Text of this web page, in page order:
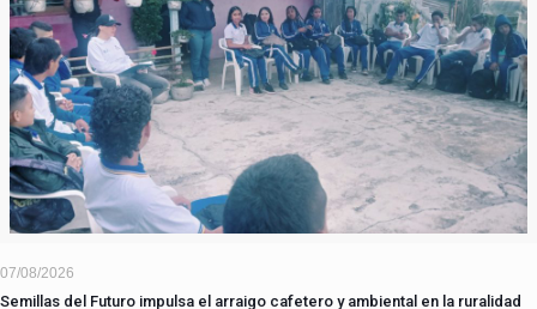
07/08/2026
Semillas del Futuro impulsa el arraigo cafetero y ambiental en la ruralidad